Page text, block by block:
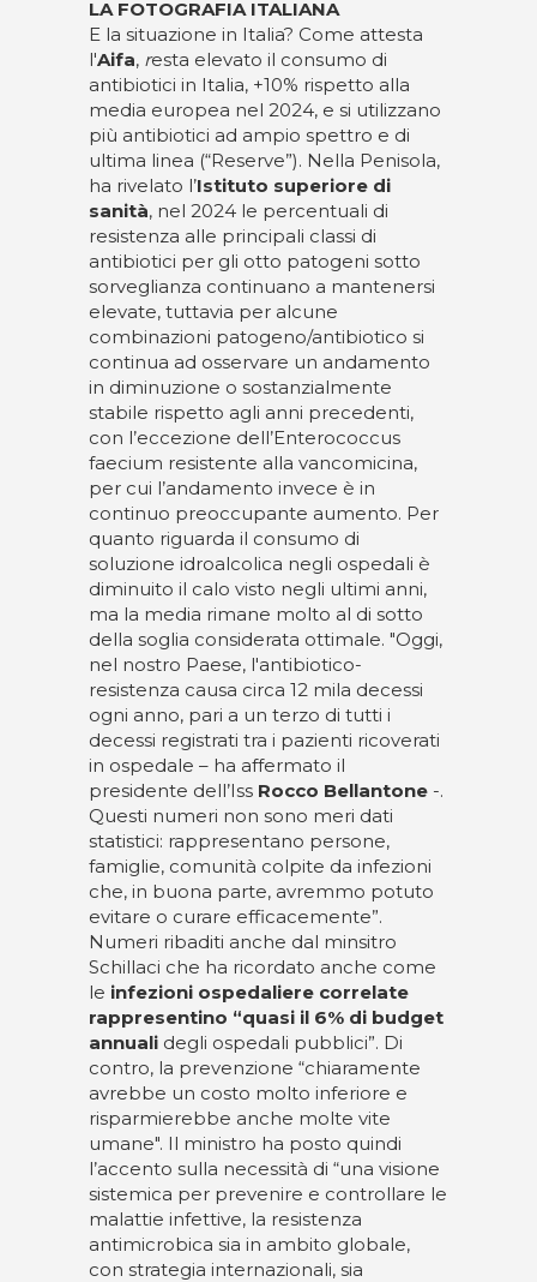
LA FOTOGRAFIA ITALIANA
E la situazione in Italia? Come attesta
l'Aifa, resta elevato il consumo di
antibiotici in Italia, +10% rispetto alla
media europea nel 2024, e si utilizzano
più antibiotici ad ampio spettro e di
ultima linea (“Reserve”). Nella Penisola,
ha rivelato l’Istituto superiore di
sanità, nel 2024 le percentuali di
resistenza alle principali classi di
antibiotici per gli otto patogeni sotto
sorveglianza continuano a mantenersi
elevate, tuttavia per alcune
combinazioni patogeno/antibiotico si
continua ad osservare un andamento
in diminuzione o sostanzialmente
stabile rispetto agli anni precedenti,
con l’eccezione dell’Enterococcus
faecium resistente alla vancomicina,
per cui l’andamento invece è in
continuo preoccupante aumento. Per
quanto riguarda il consumo di
soluzione idroalcolica negli ospedali è
diminuito il calo visto negli ultimi anni,
ma la media rimane molto al di sotto
della soglia considerata ottimale. "Oggi,
nel nostro Paese, l'antibiotico-
resistenza causa circa 12 mila decessi
ogni anno, pari a un terzo di tutti i
decessi registrati tra i pazienti ricoverati
in ospedale – ha affermato il
presidente dell’Iss Rocco Bellantone -.
Questi numeri non sono meri dati
statistici: rappresentano persone,
famiglie, comunità colpite da infezioni
che, in buona parte, avremmo potuto
evitare o curare efficacemente”.
Numeri ribaditi anche dal minsitro
Schillaci che ha ricordato anche come
le infezioni ospedaliere correlate
rappresentino “quasi il 6% di budget
annuali degli ospedali pubblici”. Di
contro, la prevenzione “chiaramente
avrebbe un costo molto inferiore e
risparmierebbe anche molte vite
umane". Il ministro ha posto quindi
l’accento sulla necessità di “una visione
sistemica per prevenire e controllare le
malattie infettive, la resistenza
antimicrobica sia in ambito globale,
con strategia internazionali, sia